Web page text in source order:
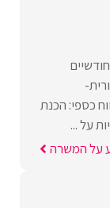
כספי: הכנת
על ...
על המשרה